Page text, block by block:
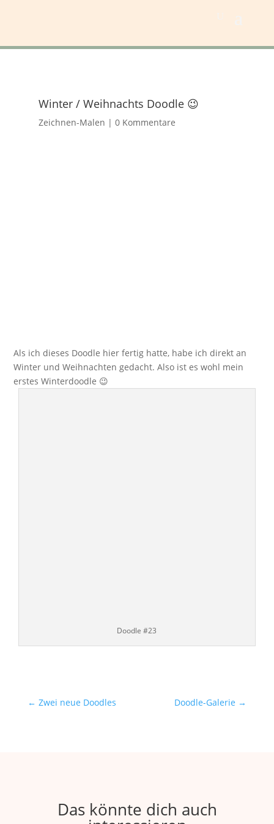
Winter / Weihnachts Doodle 😉
Zeichnen-Malen | 0 Kommentare
Als ich dieses Doodle hier fertig hatte, habe ich direkt an
Winter und Weihnachten gedacht. Also ist es wohl mein
erstes Winterdoodle 😉
Doodle #23
← Zwei neue Doodles Doodle-Galerie →
Das könnte dich auch